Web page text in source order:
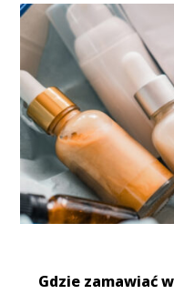
Gdzie zamawiać